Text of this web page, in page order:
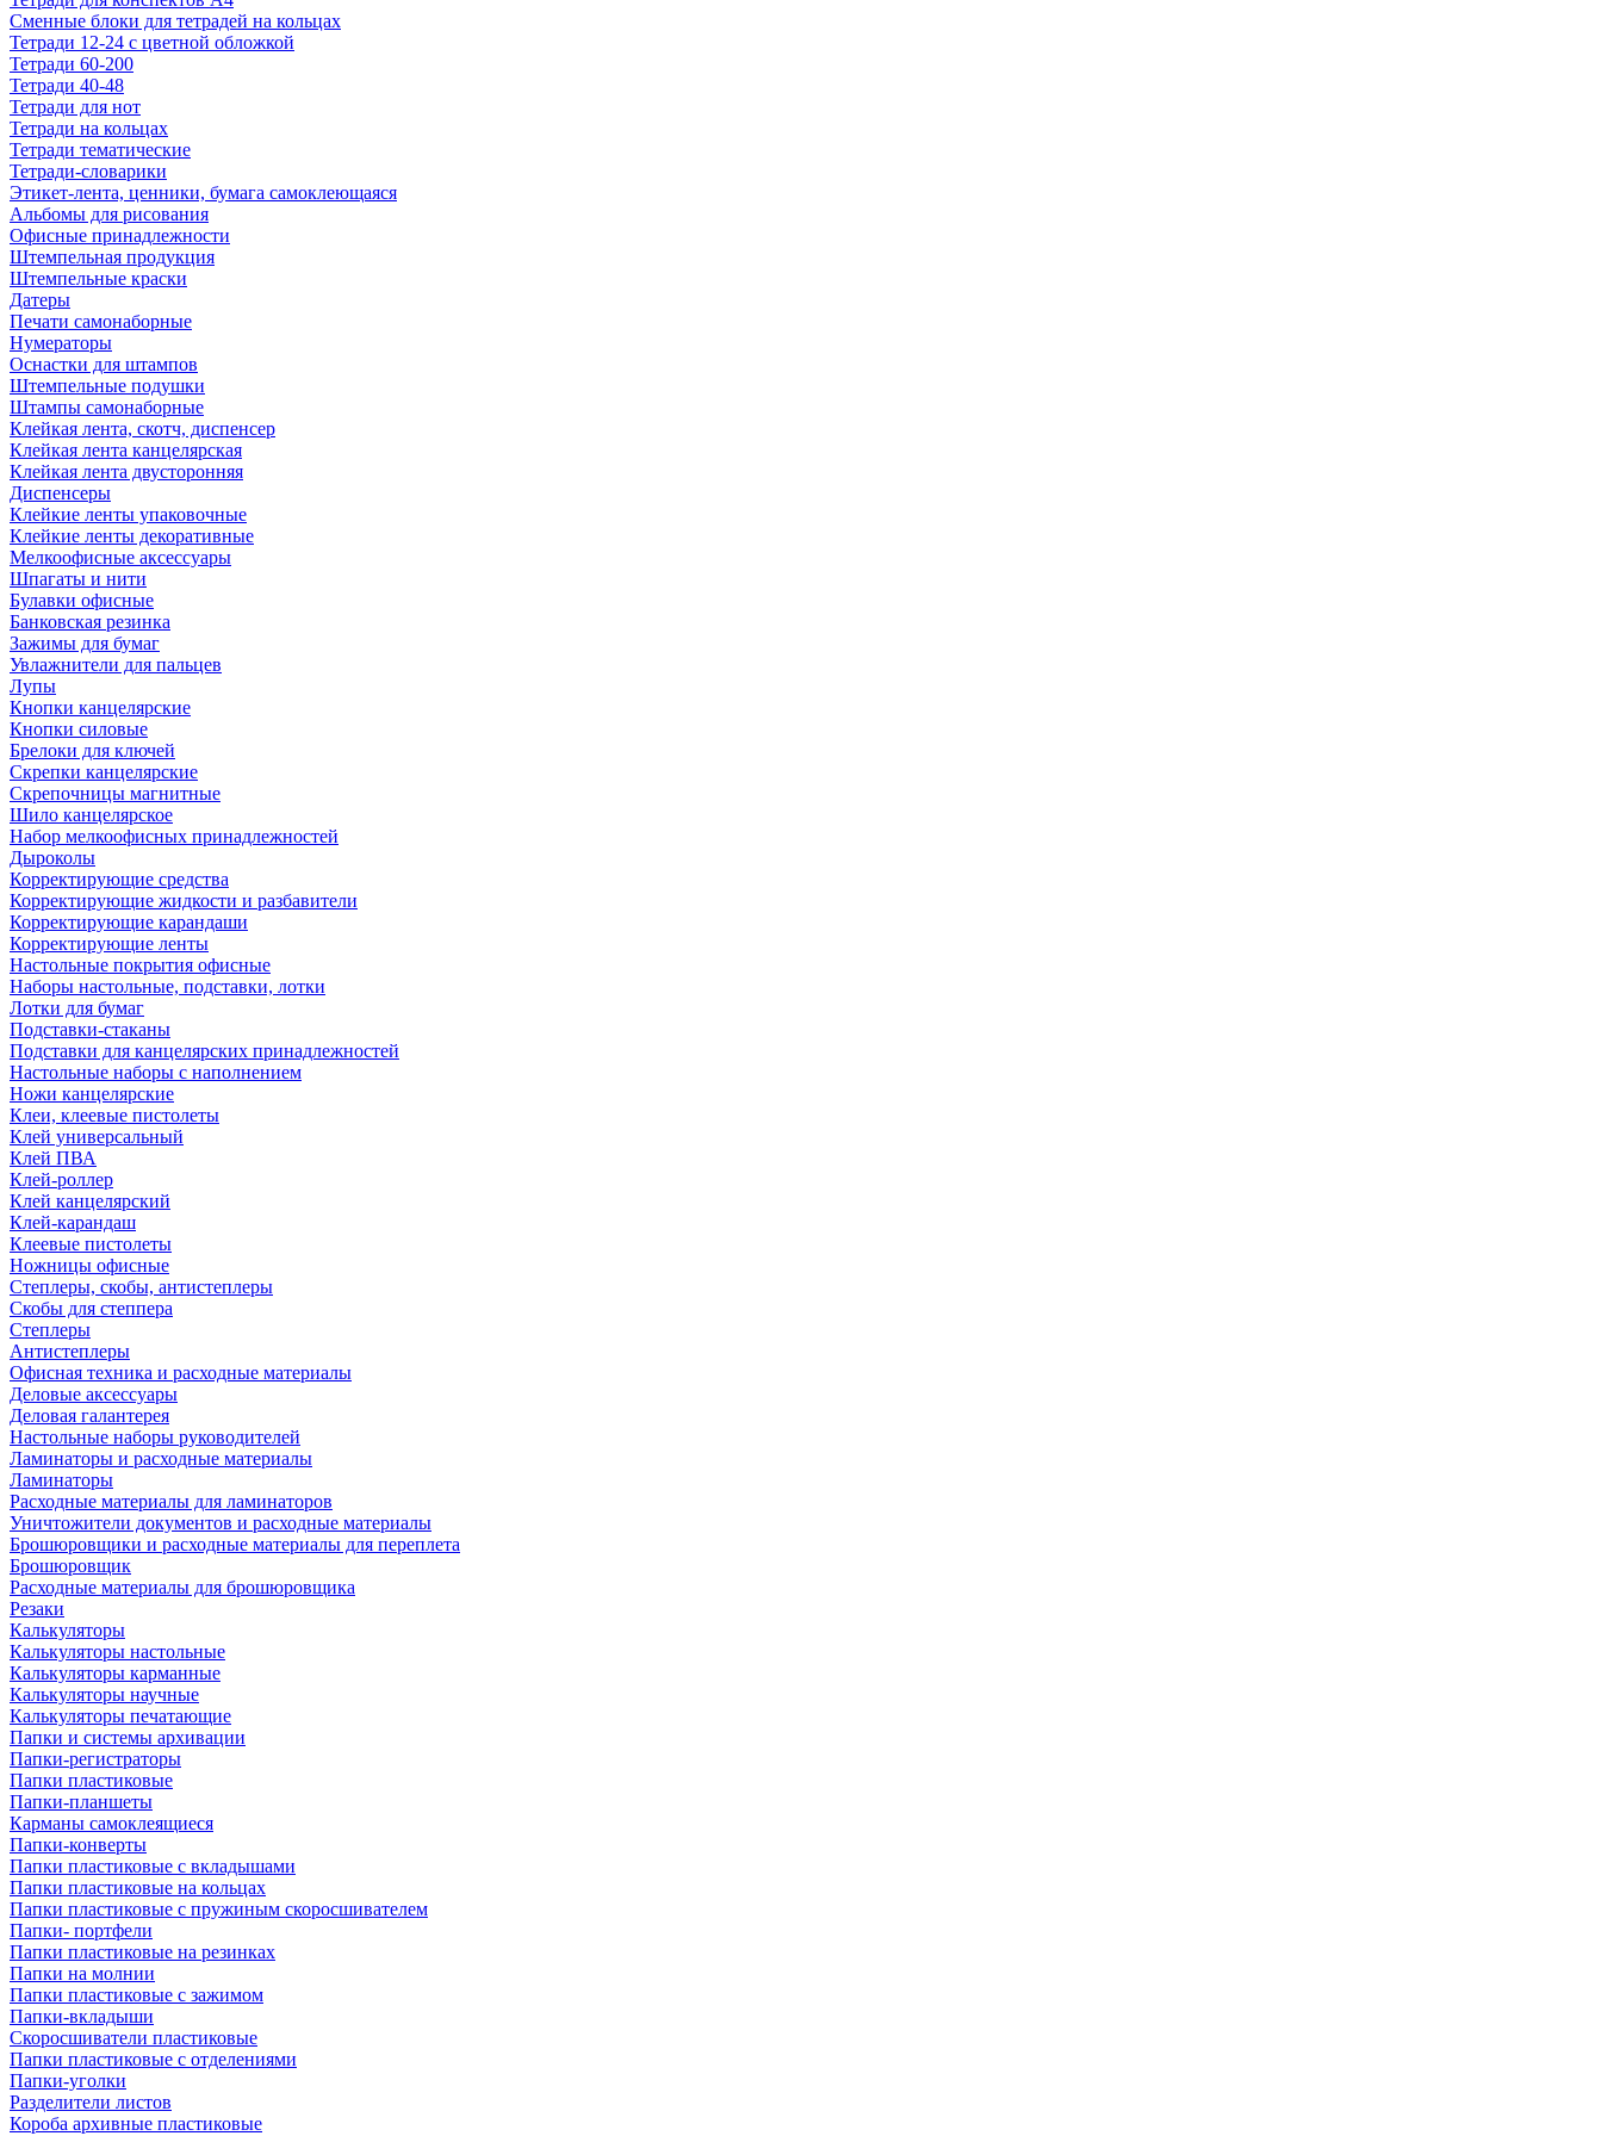
Сменные блоки для тетрадей на кольцах
Тетради 12-24 с цветной обложкой
Тетради 60-200
Тетради 40-48
Тетради для нот
Тетради на кольцах
Тетради тематические
Тетради-словарики
Этикет-лента, ценники, бумага самоклеющаяся
Альбомы для рисования
Офисные принадлежности
Штемпельная продукция
Штемпельные краски
Датеры
Печати самонаборные
Нумераторы
Оснастки для штампов
Штемпельные подушки
Штампы самонаборные
Клейкая лента, скотч, диспенсер
Клейкая лента канцелярская
Клейкая лента двусторонняя
Диспенсеры
Клейкие ленты упаковочные
Клейкие ленты декоративные
Мелкоофисные аксессуары
Шпагаты и нити
Булавки офисные
Банковская резинка
Зажимы для бумаг
Увлажнители для пальцев
Лупы
Кнопки канцелярские
Кнопки силовые
Брелоки для ключей
Скрепки канцелярские
Скрепочницы магнитные
Шило канцелярское
Набор мелкоофисных принадлежностей
Дыроколы
Корректирующие средства
Корректирующие жидкости и разбавители
Корректирующие карандаши
Корректирующие ленты
Настольные покрытия офисные
Наборы настольные, подставки, лотки
Лотки для бумаг
Подставки-стаканы
Подставки для канцелярских принадлежностей
Настольные наборы с наполнением
Ножи канцелярские
Клеи, клеевые пистолеты
Клей универсальный
Клей ПВА
Клей-роллер
Клей канцелярский
Клей-карандаш
Клеевые пистолеты
Ножницы офисные
Степлеры, скобы, антистеплеры
Скобы для степпера
Степлеры
Антистеплеры
Офисная техника и расходные материалы
Деловые аксессуары
Деловая галантерея
Настольные наборы руководителей
Ламинаторы и расходные материалы
Ламинаторы
Расходные материалы для ламинаторов
Уничтожители документов и расходные материалы
Брошюровщики и расходные материалы для переплета
Брошюровщик
Расходные материалы для брошюровщика
Резаки
Калькуляторы
Калькуляторы настольные
Калькуляторы карманные
Калькуляторы научные
Калькуляторы печатающие
Папки и системы архивации
Папки-регистраторы
Папки пластиковые
Папки-планшеты
Карманы самоклеящиеся
Папки-конверты
Папки пластиковые с вкладышами
Папки пластиковые на кольцах
Папки пластиковые с пружиным скоросшивателем
Папки- портфели
Папки пластиковые на резинках
Папки на молнии
Папки пластиковые с зажимом
Папки-вкладыши
Скоросшиватели пластиковые
Папки пластиковые с отделениями
Папки-уголки
Разделители листов
Короба архивные пластиковые